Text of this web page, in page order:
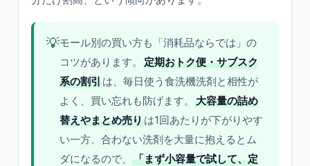
💡モール別の買い方も「消耗品ならでは」の
コツがあります。
定期おトク便・サブスク
系の割引は、毎日使う食洗機洗剤と相性が
よく、買い忘れも防げます。
大容量の詰め
替えやまとめ売りは1回あたりが下がりやす
い一方、合わない洗剤を大量に抱えるとム
ダになるので、
「まず小容量で試して、定